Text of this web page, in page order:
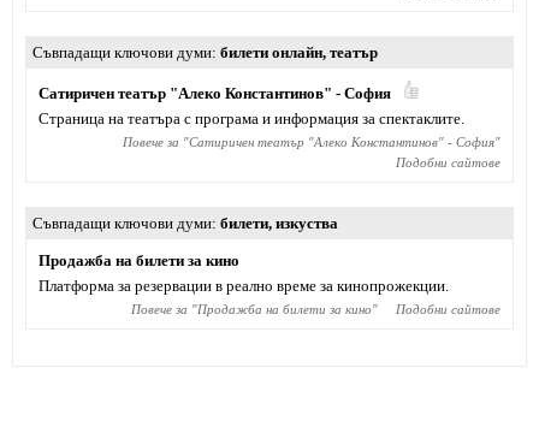
Съвпадащи ключови думи билети онлайн, театър
Сатиричен театър "Алеко Константинов" - София
Страница на театъра с програма и информация за спектаклите.
Повече за "Сатиричен театър "Алеко Константинов" - София"
Подобни сайтове
Съвпадащи ключови думи билети, изкуства
Продажба на билети за кино
Платформа за резервации в реално време за кинопрожекции.
Повече за "Продажба на билети за кино" Подобни сайтове